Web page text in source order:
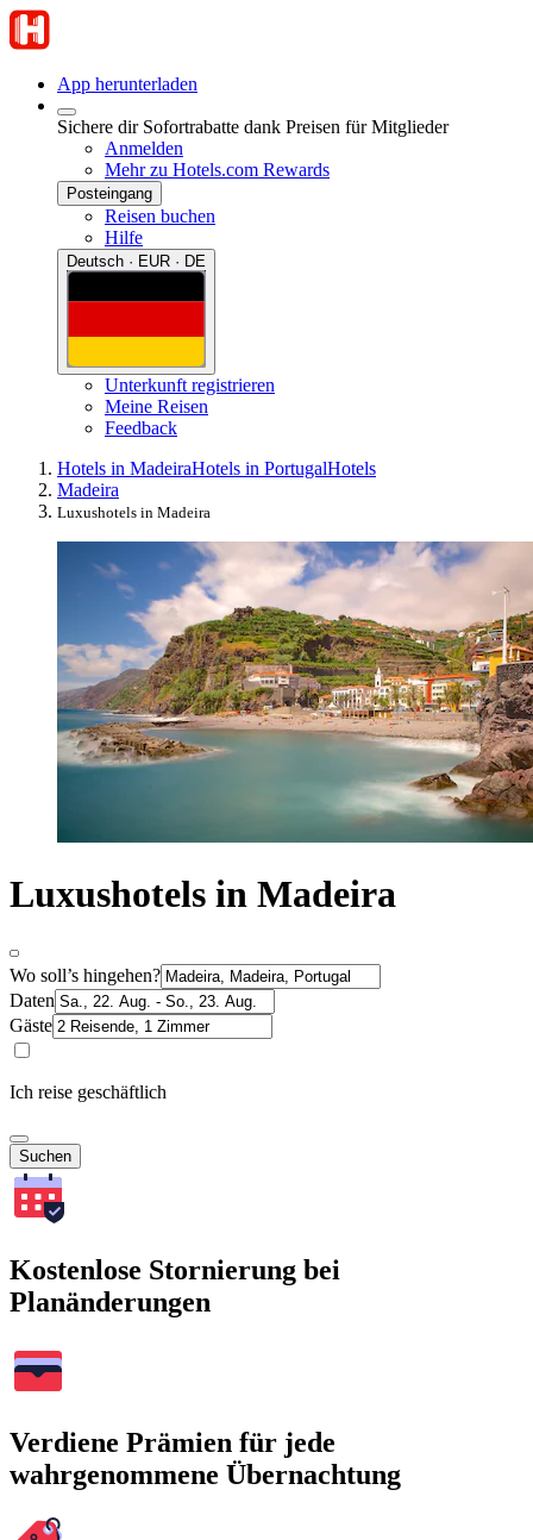
App herunterladen
Sichere dir Sofortrabatte dank Preisen für Mitglieder
Anmelden
Mehr zu Hotels.com Rewards
Posteingang
Reisen buchen
Hilfe
Deutsch · EUR · DE
Unterkunft registrieren
Meine Reisen
Feedback
Hotels in MadeiraHotels in PortugalHotels
Madeira
Luxushotels in Madeira
Luxushotels in Madeira
Wo soll’s hingehen?
Daten
Gäste
Ich reise geschäftlich
Suchen
Kostenlose Stornierung bei
Planänderungen
Verdiene Prämien für jede
wahrgenommene Übernachtung